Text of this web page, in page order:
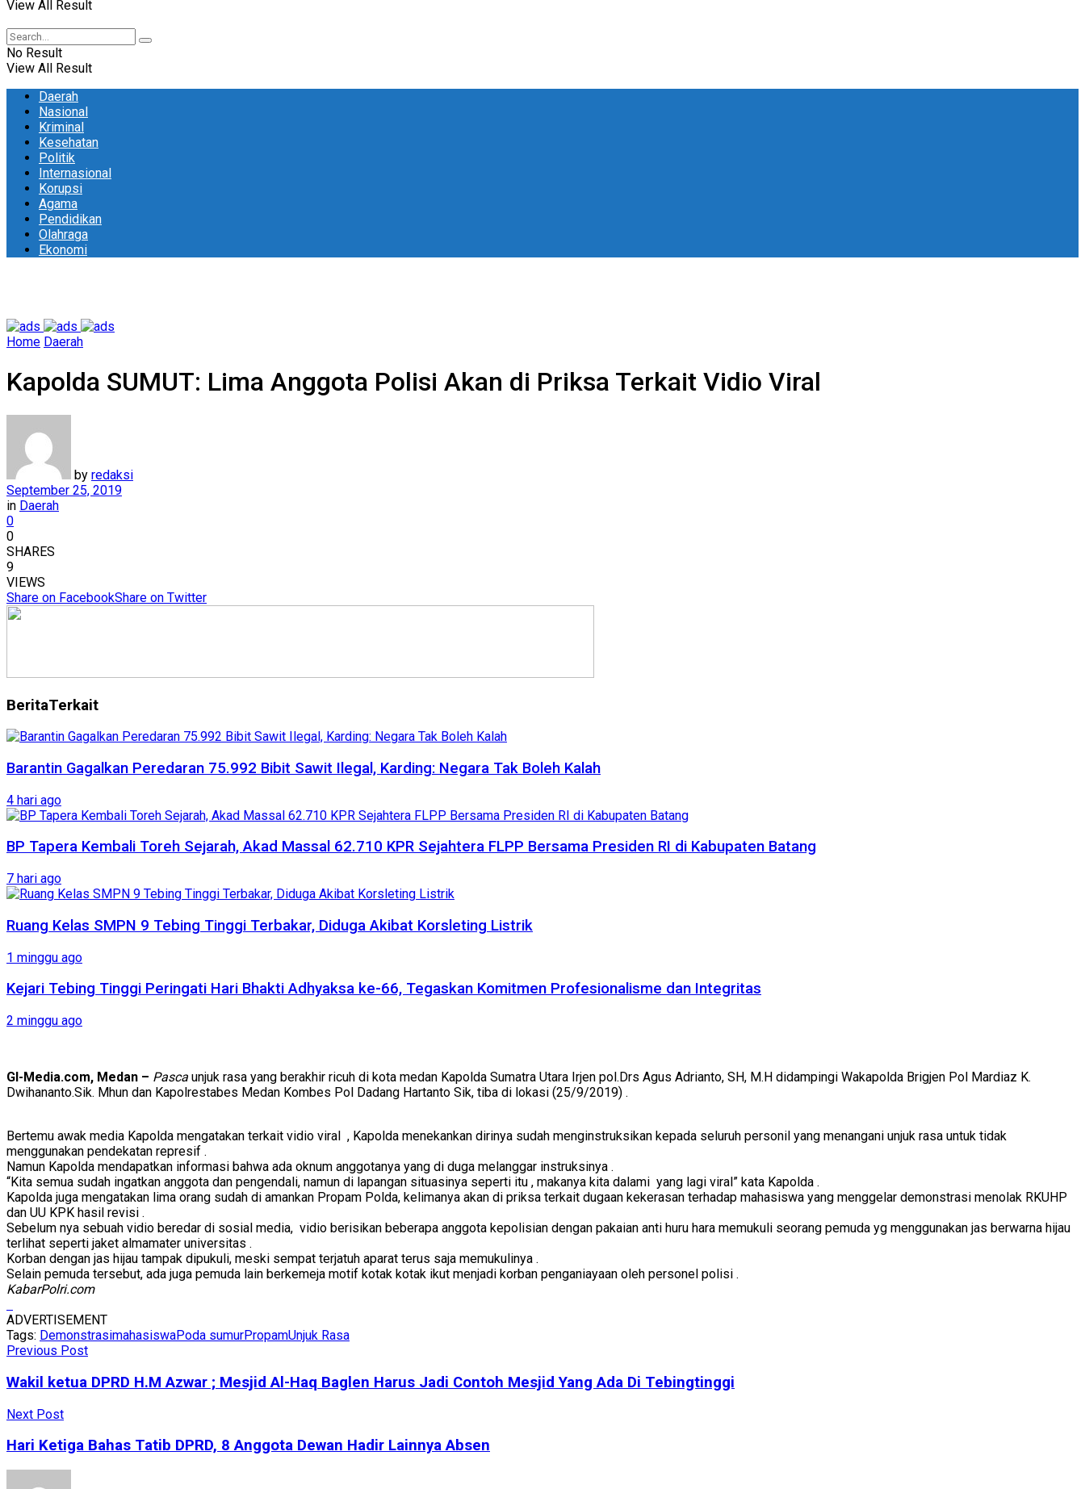
View All Result
No Result
View All Result
Daerah
Nasional
Kriminal
Kesehatan
Politik
Internasional
Korupsi
Agama
Pendidikan
Olahraga
Ekonomi
Home Daerah
Kapolda SUMUT: Lima Anggota Polisi Akan di Priksa Terkait Vidio Viral
by redaksi
September 25, 2019
in Daerah
0
0
SHARES
9
VIEWS
Share on FacebookShare on Twitter
BeritaTerkait
Barantin Gagalkan Peredaran 75.992 Bibit Sawit Ilegal, Karding: Negara Tak Boleh Kalah
4 hari ago
BP Tapera Kembali Toreh Sejarah, Akad Massal 62.710 KPR Sejahtera FLPP Bersama Presiden RI di Kabupaten Batang
7 hari ago
Ruang Kelas SMPN 9 Tebing Tinggi Terbakar, Diduga Akibat Korsleting Listrik
1 minggu ago
Kejari Tebing Tinggi Peringati Hari Bhakti Adhyaksa ke-66, Tegaskan Komitmen Profesionalisme dan Integritas
2 minggu ago
GI-Media.com, Medan – Pasca unjuk rasa yang berakhir ricuh di kota medan Kapolda Sumatra Utara Irjen pol.Drs Agus Adrianto, SH, M.H didampingi Wakapolda Brigjen Pol Mardiaz K.
Dwihananto.Sik. Mhun dan Kapolrestabes Medan Kombes Pol Dadang Hartanto Sik, tiba di lokasi (25/9/2019) .
Bertemu awak media Kapolda mengatakan terkait vidio viral , Kapolda menekankan dirinya sudah menginstruksikan kepada seluruh personil yang menangani unjuk rasa untuk tidak
menggunakan pendekatan represif .
Namun Kapolda mendapatkan informasi bahwa ada oknum anggotanya yang di duga melanggar instruksinya .
“Kita semua sudah ingatkan anggota dan pengendali, namun di lapangan situasinya seperti itu , makanya kita dalami yang lagi viral” kata Kapolda .
Kapolda juga mengatakan lima orang sudah di amankan Propam Polda, kelimanya akan di priksa terkait dugaan kekerasan terhadap mahasiswa yang menggelar demonstrasi menolak RKUHP
dan UU KPK hasil revisi .
Sebelum nya sebuah vidio beredar di sosial media, vidio berisikan beberapa anggota kepolisian dengan pakaian anti huru hara memukuli seorang pemuda yg menggunakan jas berwarna hijau
terlihat seperti jaket almamater universitas .
Korban dengan jas hijau tampak dipukuli, meski sempat terjatuh aparat terus saja memukulinya .
Selain pemuda tersebut, ada juga pemuda lain berkemeja motif kotak kotak ikut menjadi korban penganiayaan oleh personel polisi .
KabarPolri.com
ADVERTISEMENT
Tags: DemonstrasimahasiswaPoda sumurPropamUnjuk Rasa
Previous Post
Wakil ketua DPRD H.M Azwar ; Mesjid Al-Haq Baglen Harus Jadi Contoh Mesjid Yang Ada Di Tebingtinggi
Next Post
Hari Ketiga Bahas Tatib DPRD, 8 Anggota Dewan Hadir Lainnya Absen